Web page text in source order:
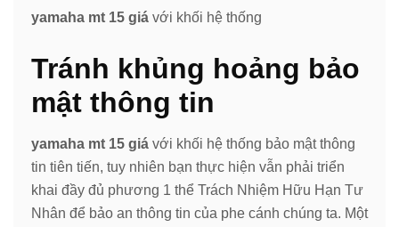
yamaha mt 15 giá với khối hệ thống
Tránh khủng hoảng bảo
mật thông tin
yamaha mt 15 giá với khối hệ thống bảo mật thông
tin tiên tiến, tuy nhiên bạn thực hiện vẫn phải triển
khai đầy đủ phương 1 thể Trách Nhiệm Hữu Hạn Tư
Nhân để bảo an thông tin của phe cánh chúng ta. Một